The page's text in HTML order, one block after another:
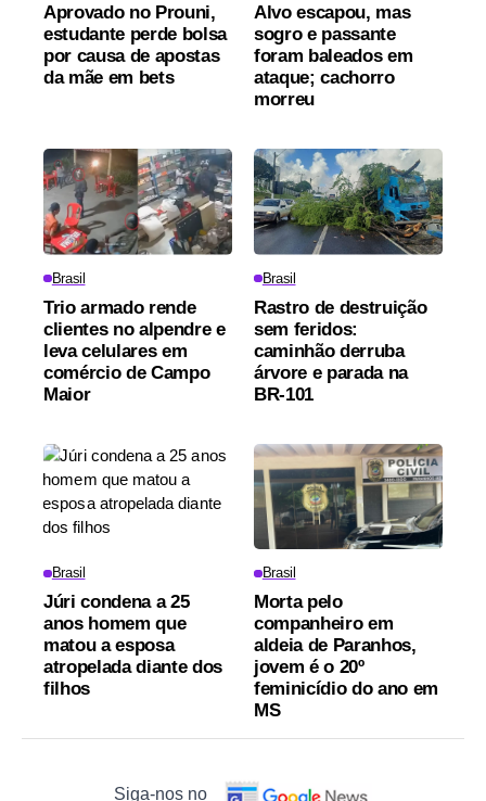
Aprovado no Prouni,
estudante perde bolsa
por causa de apostas
da mãe em bets
Alvo escapou, mas
sogro e passante
foram baleados em
ataque; cachorro
morreu
Brasil
Trio armado rende
clientes no alpendre e
leva celulares em
comércio de Campo
Maior
Brasil
Rastro de destruição
sem feridos:
caminhão derruba
árvore e parada na
BR-101
Brasil
Júri condena a 25
anos homem que
matou a esposa
atropelada diante dos
filhos
Brasil
Morta pelo
companheiro em
aldeia de Paranhos,
jovem é o 20º
feminicídio do ano em
MS
Siga-nos no